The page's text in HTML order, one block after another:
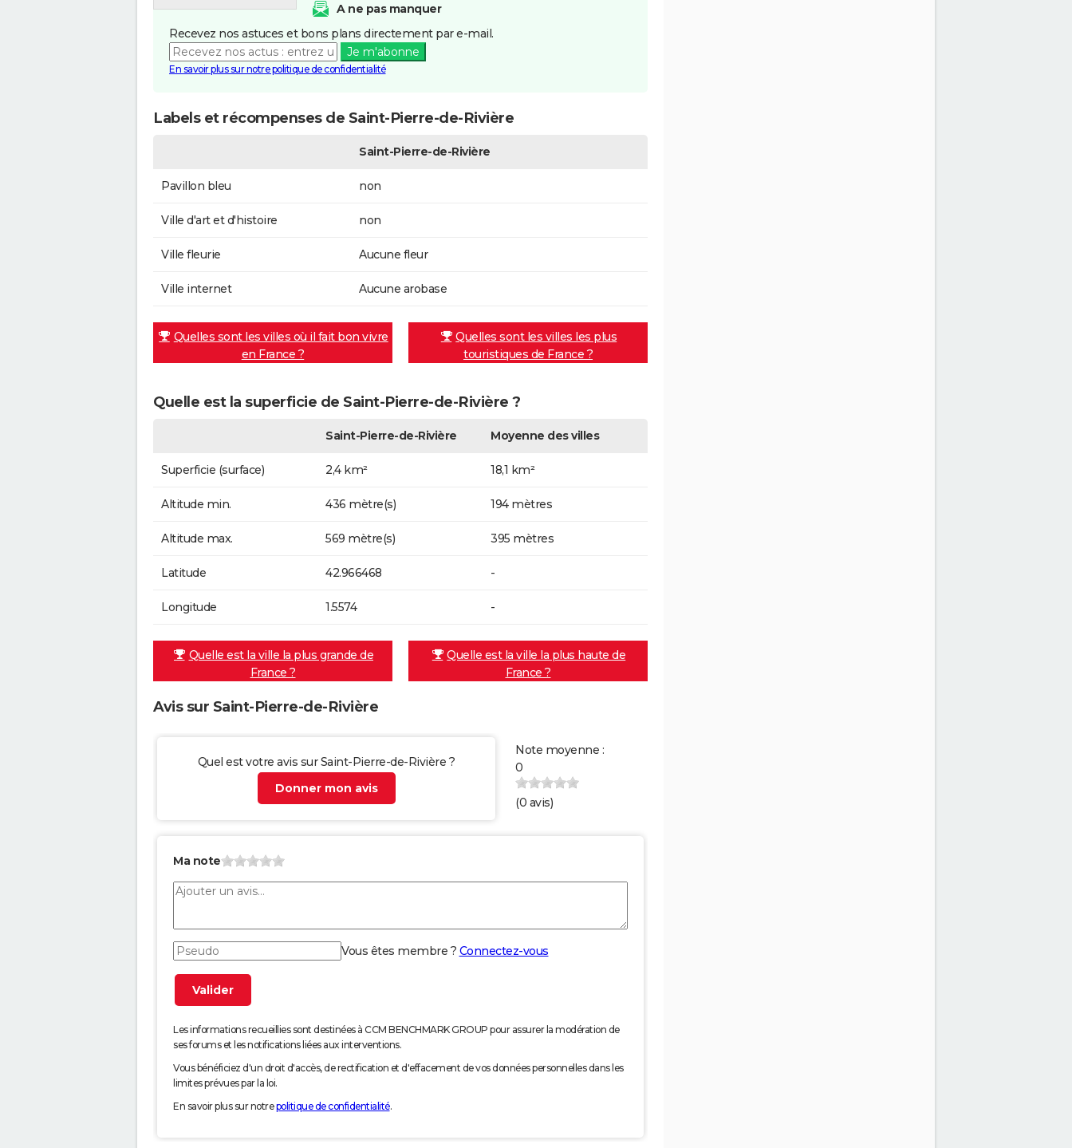
A ne pas manquer
Recevez nos astuces et bons plans directement par e-mail.
Je m'abonne
En savoir plus sur notre politique de confidentialité
Labels et récompenses de Saint-Pierre-de-Rivière
Saint-Pierre-de-Rivière
Pavillon bleu non
Ville d'art et d'histoire non
Ville fleurie Aucune fleur
Ville internet Aucune arobase
Quelles sont les villes où il fait bon vivre
en France ?
Quelles sont les villes les plus
touristiques de France ?
Quelle est la superficie de Saint-Pierre-de-Rivière ?
Saint-Pierre-de-Rivière Moyenne des villes
Superficie (surface) 2,4 km² 18,1 km²
Altitude min. 436 mètre(s) 194 mètres
Altitude max. 569 mètre(s) 395 mètres
Latitude 42.966468 -
Longitude 1.5574 -
Quelle est la ville la plus grande de
France ?
Quelle est la ville la plus haute de
France ?
Avis sur Saint-Pierre-de-Rivière
Quel est votre avis sur Saint-Pierre-de-Rivière ?
Donner mon avis
Note moyenne :
0
(0 avis)
Ma note
Vous êtes membre ? Connectez-vous
Les informations recueillies sont destinées à CCM BENCHMARK GROUP pour assurer la modération de
ses forums et les notifications liées aux interventions.
Vous bénéficiez d'un droit d'accès, de rectification et d'effacement de vos données personnelles dans les
limites prévues par la loi.
En savoir plus sur notrepolitique de confidentialité.